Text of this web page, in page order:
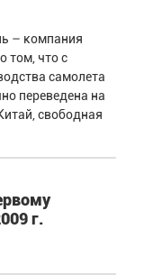
– компания
том, что с
самолета
переведена на
свободная
г.